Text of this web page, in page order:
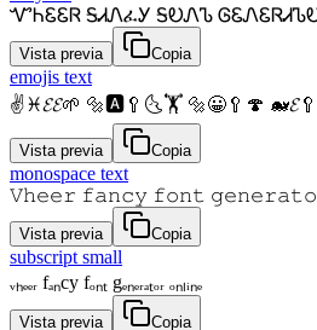
ᏉᏂᏋᏋᏒ ᎦᏗᏁፈᎩ ᎦᎧᏁᏖ
Vista previa Copia
emojis text
✌♓𝓔𝓔🌱 🔩🅰🥄🌜🏋 🔩😀🥄🍄
Vista previa Copia
monospace text
𝚅𝚑𝚎𝚎𝚛 𝚏𝚊𝚗𝚌𝚢 𝚏𝚘𝚗𝚝
Vista previa Copia
subscript small
ᵥₕₑₑᵣ fₐₙcy fₒₙₜ gₑₙₑᵣₐₜₒᵣ ₒₙₗᵢₙₑ
Vista previa Copia